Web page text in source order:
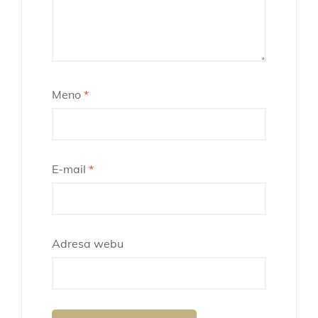
Meno *
E-mail *
Adresa webu